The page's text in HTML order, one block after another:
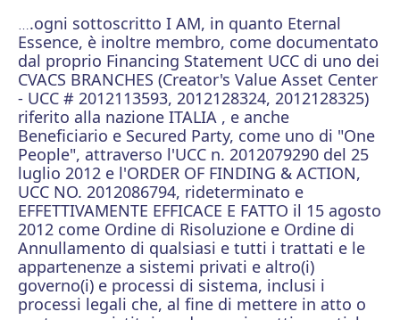
….ogni sottoscritto I AM, in quanto Eternal
Essence, è inoltre membro, come documentato
dal proprio Financing Statement UCC di uno dei
CVACS BRANCHES (Creator's Value Asset Center
- UCC # 2012113593, 2012128324, 2012128325)
riferito alla nazione ITALIA , e anche
Beneficiario e Secured Party, come uno di "One
People", attraverso l'UCC n. 2012079290 del 25
luglio 2012 e l'ORDER OF FINDING & ACTION,
UCC NO. 2012086794, rideterminato e
EFFETTIVAMENTE EFFICACE E FATTO il 15 agosto
2012 come Ordine di Risoluzione e Ordine di
Annullamento di qualsiasi e tutti i trattati e le
appartenenze a sistemi privati ​​e altro(i)
governo(i) e processi di sistema, inclusi i
processi legali che, al fine di mettere in atto o